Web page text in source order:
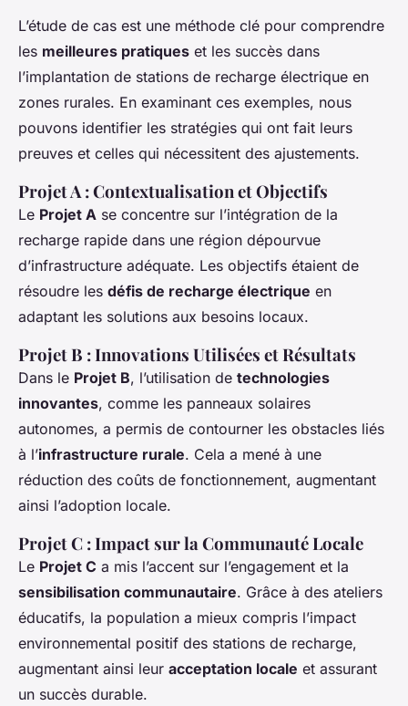
L’étude de cas est une méthode clé pour comprendre
les meilleures pratiques et les succès dans
l’implantation de stations de recharge électrique en
zones rurales. En examinant ces exemples, nous
pouvons identifier les stratégies qui ont fait leurs
preuves et celles qui nécessitent des ajustements.
Projet A : Contextualisation et Objectifs
Le Projet A se concentre sur l’intégration de la
recharge rapide dans une région dépourvue
d’infrastructure adéquate. Les objectifs étaient de
résoudre les défis de recharge électrique en
adaptant les solutions aux besoins locaux.
Projet B : Innovations Utilisées et Résultats
Dans le Projet B, l’utilisation de technologies
innovantes, comme les panneaux solaires
autonomes, a permis de contourner les obstacles liés
à l’infrastructure rurale. Cela a mené à une
réduction des coûts de fonctionnement, augmentant
ainsi l’adoption locale.
Projet C : Impact sur la Communauté Locale
Le Projet C a mis l’accent sur l’engagement et la
sensibilisation communautaire. Grâce à des ateliers
éducatifs, la population a mieux compris l’impact
environnemental positif des stations de recharge,
augmentant ainsi leur acceptation locale et assurant
un succès durable.